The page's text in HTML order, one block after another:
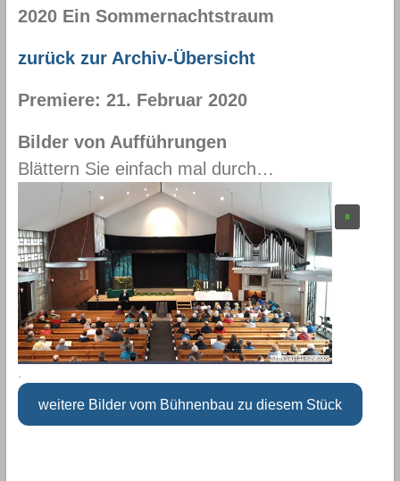
2020 Ein Sommernachtstraum
zurück zur Archiv-Übersicht
Premiere: 21. Februar 2020
Bilder von Aufführungen
Blättern Sie einfach mal durch…
.
weitere Bilder vom Bühnenbau zu diesem Stück